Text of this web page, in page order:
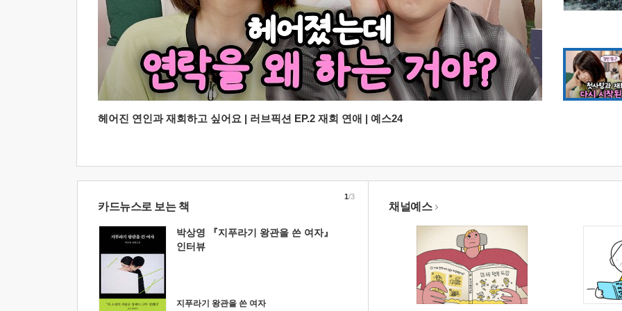
헤어진 연인과 재회하고 싶어요 | 러브픽션 EP.2 재회 연애 | 예스24
카드뉴스로 보는 책
박상영 『지푸라기 왕관을 쓴 여자』
인터뷰
지푸라기 왕관을 쓴 여자
1/3
채널예스